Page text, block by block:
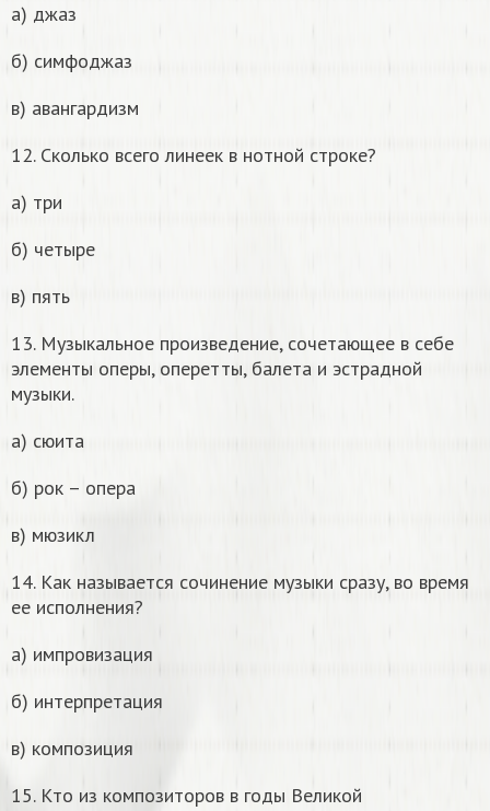
а) джаз
б) симфоджаз
в) авангардизм
12. Сколько всего линеек в нотной строке?
а) три
б) четыре
в) пять
13. Музыкальное произведение, сочетающее в себе
элементы оперы, оперетты, балета и эстрадной
музыки.
а) сюита
б) рок – опера
в) мюзикл
14. Как называется сочинение музыки сразу, во время
ее исполнения?
а) импровизация
б) интерпретация
в) композиция
15. Кто из композиторов в годы Великой